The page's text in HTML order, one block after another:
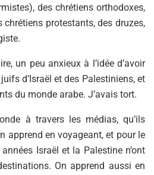
des chrétiens orthodoxes,
chrétiens protestants, des druzes,
un peu anxieux à l’idée d’avoir
d’Israël et des Palestiniens, et
du monde arabe. J’avais tort.
à travers les médias, qu’ils
apprend en voyageant, et pour le
Israël et la Palestine n’ont
On apprend aussi en